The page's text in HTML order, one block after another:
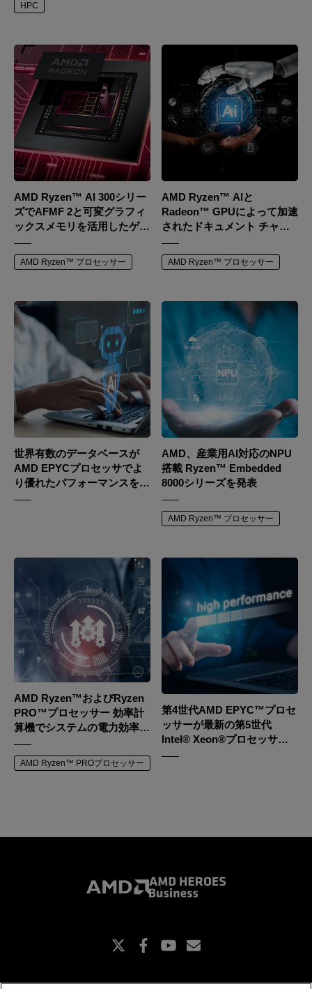
HPC
AMD Ryzen™ AI 300シリー
ズでAFMF 2と可変グラフィ
ックスメモリを活用したゲー
ミングパフォーマンスの最大
化
AMD Ryzen™ プロセッサー
AMD Ryzen™ AIと
Radeon™ GPUによって加速
されたドキュメント チャッ
トで、強力なAIアシスタント
を手に入れましょう
AMD Ryzen™ プロセッサー
世界有数のデータベースが
AMD EPYCプロセッサでよ
り優れたパフォーマンスを発
揮
AMD、産業用AI対応のNPU
搭載 Ryzen™ Embedded
8000シリーズを発表
AMD Ryzen™ プロセッサー
AMD Ryzen™およびRyzen
PRO™プロセッサー 効率計
算機でシステムの電力効率を
探る
AMD Ryzen™ PROプロセッサー
第4世代AMD EPYC™プロセ
ッサーが最新の第5世代
Intel® Xeon®プロセッサー
を凌駕する
Facebook
Youtube